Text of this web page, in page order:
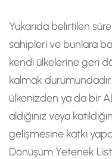
Yukarıda belirtilen
sahipleri ve bunlara
kendi ülkelerine geri
kalmak
ülkenizden ya da bir
aldığınız veya
gelişmesine katkı
Dönüşüm Yetenek